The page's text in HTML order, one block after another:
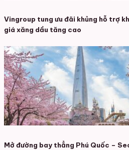
Vingroup tung ưu đãi khủng hỗ trợ
giá xăng dầu tăng cao
Mở đường bay thẳng Phú Quốc –